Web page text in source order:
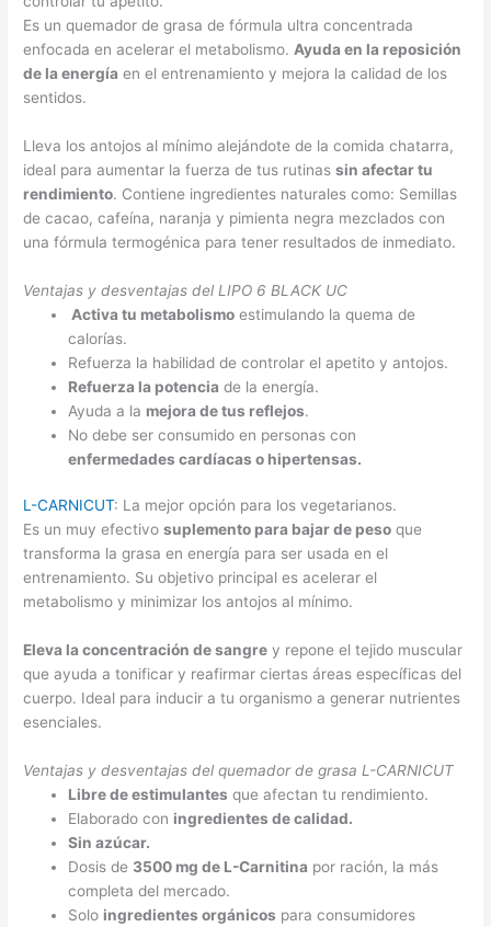
Es un quemador de grasa de fórmula ultra concentrada
enfocada en acelerar el metabolismo. Ayuda en la reposición
de la energía en el entrenamiento y mejora la calidad de los
sentidos.
Lleva los antojos al mínimo alejándote de la comida chatarra,
ideal para aumentar la fuerza de tus rutinassin afectar tu
rendimiento. Contiene ingredientes naturales como: Semillas
de cacao, cafeína, naranja y pimienta negra mezclados con
una fórmula termogénica para tener resultados de inmediato.
Ventajas y desventajas del LIPO 6 BLACK UC
Activa tu metabolismo estimulando la quema de
calorías.
Refuerza la habilidad de controlar el apetito y antojos.
Refuerza la potencia de la energía.
Ayuda a la mejora de tus reflejos.
No debe ser consumido en personas con
enfermedades cardíacas o hipertensas.
L-CARNICUT: La mejor opción para los vegetarianos.
Es un muy efectivosuplemento para bajar de peso que
transforma la grasa en energía para ser usada en el
entrenamiento. Su objetivo principal es acelerar el
metabolismo y minimizar los antojos al mínimo.
Eleva la concentración de sangre y repone el tejido muscular
que ayuda a tonificar y reafirmar ciertas áreas específicas del
cuerpo. Ideal para inducir a tu organismo a generar nutrientes
esenciales.
Ventajas y desventajas del quemador de grasa L-CARNICUT
Libre de estimulantes que afectan tu rendimiento.
Elaborado con ingredientes de calidad.
Sin azúcar.
Dosis de 3500 mg de L-Carnitina por ración, la más
completa del mercado.
Solo ingredientes orgánicos para consumidores